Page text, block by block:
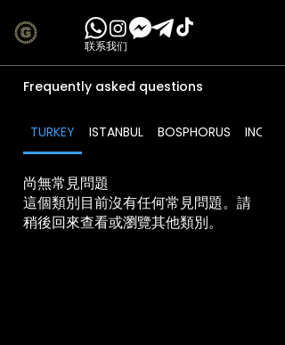
联系我们
Frequently asked questions
TURKEY ISTANBUL BOSPHORUS
尚無常見問題
這個類別目前沒有任何常見問題。請
稍後回來查看或瀏覽其他類別。